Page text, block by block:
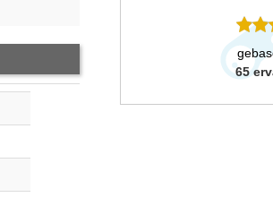
65